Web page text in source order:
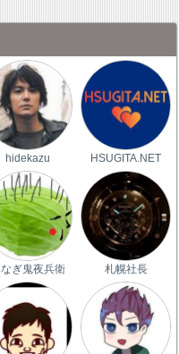
hidekazu HSUGITA.NET
ぎ鬼夜兵衛 札幌社長